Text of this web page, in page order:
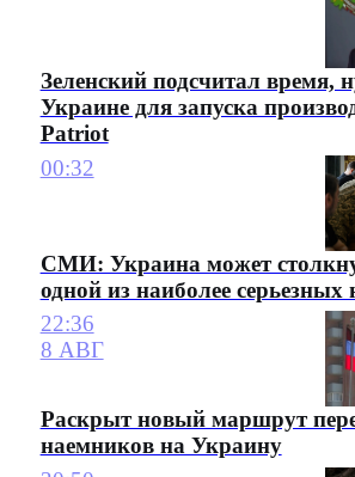
Зеленский подсчитал время,
Украине для запуска
Patriot
00:32
СМИ: Украина может
одной из наиболее серьезных
22:36
8 АВГ
Раскрыт новый маршрут
наемников на Украину